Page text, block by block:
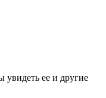
увидеть ее и другие